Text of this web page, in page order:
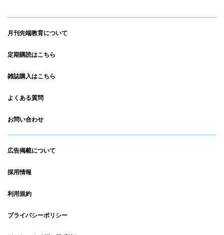
月刊先端教育について
定期購読はこちら
雑誌購入はこちら
よくある質問
お問い合わせ
広告掲載について
採用情報
利用規約
プライバシーポリシー